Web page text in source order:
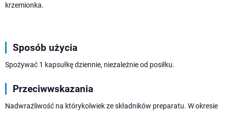
krzemionka.
Sposób użycia
Spożywać 1 kapsułkę dziennie, niezależnie od posiłku.
Przeciwwskazania
Nadwrażliwość na którykolwiek ze składników preparatu. W okresie